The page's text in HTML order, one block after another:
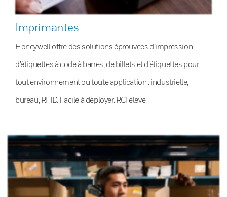
Imprimantes
Honeywell offre des solutions éprouvées d’impression
d’étiquettes à code à barres, de billets et d’étiquettes pour
tout environnement ou toute application : industrielle,
bureau, RFID. Facile à déployer. RCI élevé.